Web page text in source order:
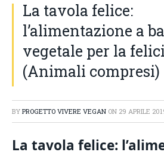
La tavola felice:
l’alimentazione a
vegetale per la
(Animali compresi)
BY PROGETTO VIVERE VEGAN ON 29 APRILE
La tavola felice: